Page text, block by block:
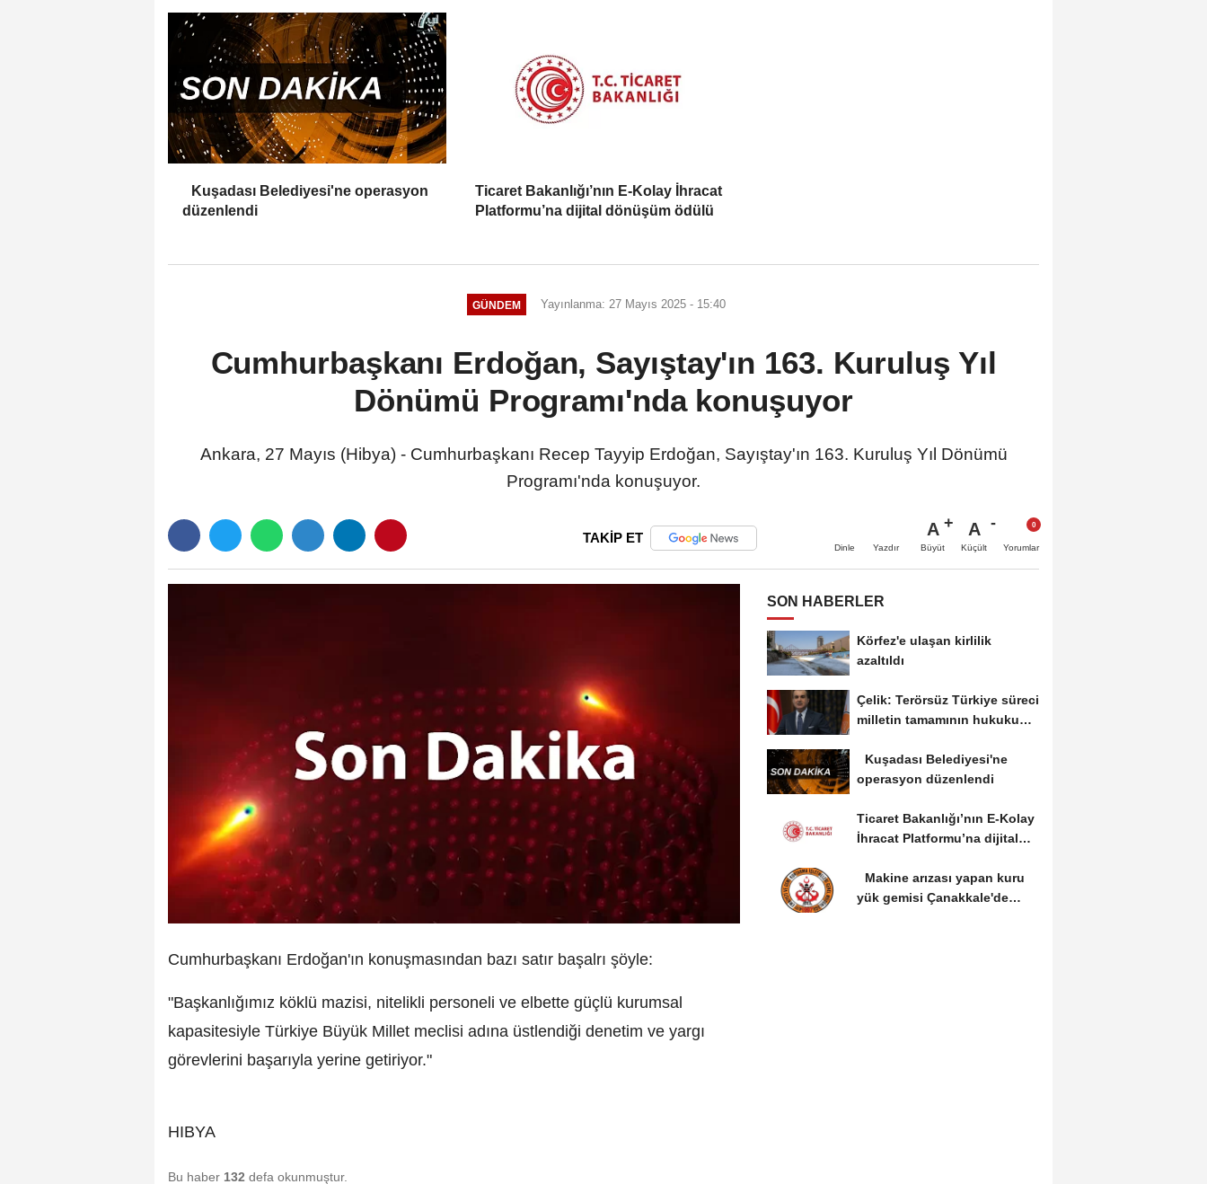
Kuşadası Belediyesi'ne operasyon
düzenlendi
Ticaret Bakanlığı’nın E-Kolay İhracat
Platformu’na dijital dönüşüm ödülü
GÜNDEM Yayınlanma: 27 Mayıs 2025 - 15:40
Cumhurbaşkanı Erdoğan, Sayıştay'ın 163. Kuruluş Yıl
Dönümü Programı'nda konuşuyor
Ankara, 27 Mayıs (Hibya) - Cumhurbaşkanı Recep Tayyip Erdoğan, Sayıştay'ın 163. Kuruluş Yıl Dönümü
Programı'nda konuşuyor.
TAKİP ET
Dinle Yazdır
A
Büyüt
A
Küçült Yorumlar
Cumhurbaşkanı Erdoğan'ın konuşmasından bazı satır başalrı şöyle:
"Başkanlığımız köklü mazisi, nitelikli personeli ve elbette güçlü kurumsal
kapasitesiyle Türkiye Büyük Millet meclisi adına üstlendiği denetim ve yargı
görevlerini başarıyla yerine getiriyor."
HIBYA
Bu haber 132 defa okunmuştur.
SON HABERLER
Körfez'e ulaşan kirlilik
azaltıldı
Çelik: Terörsüz Türkiye süreci
milletin tamamının hukukunu
Kuşadası Belediyesi'ne
operasyon düzenlendi
Ticaret Bakanlığı’nın E-Kolay
İhracat Platformu’na dijital
Makine arızası yapan kuru
yük gemisi Çanakkale'de